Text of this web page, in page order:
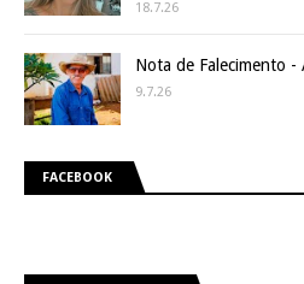
18.7.26
Nota de Falecimento
9.7.26
FACEBOOK